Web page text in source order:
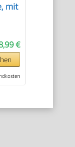
mit
€